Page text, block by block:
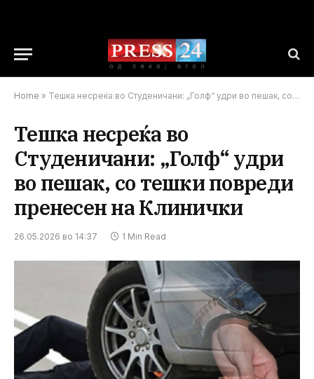
Home » Тешка несреќа во Студеничани: „Голф“ удри во пешак, со тешки повреди пренесен на Клинички
Тешка несреќа во
Студеничани: „Голф“ удри
во пешак, со тешки повреди
пренесен на Клинички
26.05.2026 во 14:37 1 Min Read